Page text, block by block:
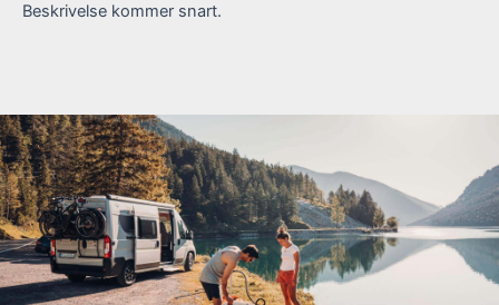
Beskrivelse kommer snart.